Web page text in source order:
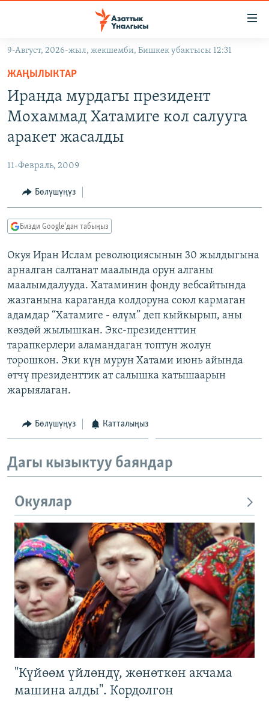
Навигацияга
өтүңүз
Издөөгө
салыңызКЫРГЫЗСТАН
МАДАНИЯТ
ДҮЙНӨ
ТВ ПРОГРАММАЛАР
БҮГҮН АЗАТТЫКТА
ДАНИСТЕ
АЗАТТЫК+
ЫҢГАЙСЫЗ СУРООЛОР
ПОДКАСТ
ОНЛАЙН ШЕРИНЕ
ЭЕ/АРнун бардык сайттары
9-Август, 2026-жыл, жекшемби, Бишкек убактысы 12:31
ЖАҢЫЛЫКТАР
Иранда мурдагы президент
Мохаммад Хатамиге кол салууга
аракет жасалды
11-Февраль, 2009
Бөлүшүңүз
Бизди Google'дан табыңыз
Окуя Иран Ислам революциясынын 30 жылдыгына
арналган салтанат маалында орун алганы
маалымдалууда. Хатаминин фонду вебсайтында
жазганына караганда колдоруна союл кармаган
адамдар “Хатамиге - өлүм” деп кыйкырып, аны
көздөй жылышкан. Экс-президенттин
тарапкерлери аламандаган топтун жолун
торошкон. Эки күн мурун Хатами июнь айында
өтчү президенттик ат салышка катышаарын
жарыялаган.
Бөлүшүңүз Катталыңыз
Дагы кызыктуу баяндар
Окуялар
"Күйөөм үйлөндү, жөнөткөн акчама
машина алды". Кордолгон